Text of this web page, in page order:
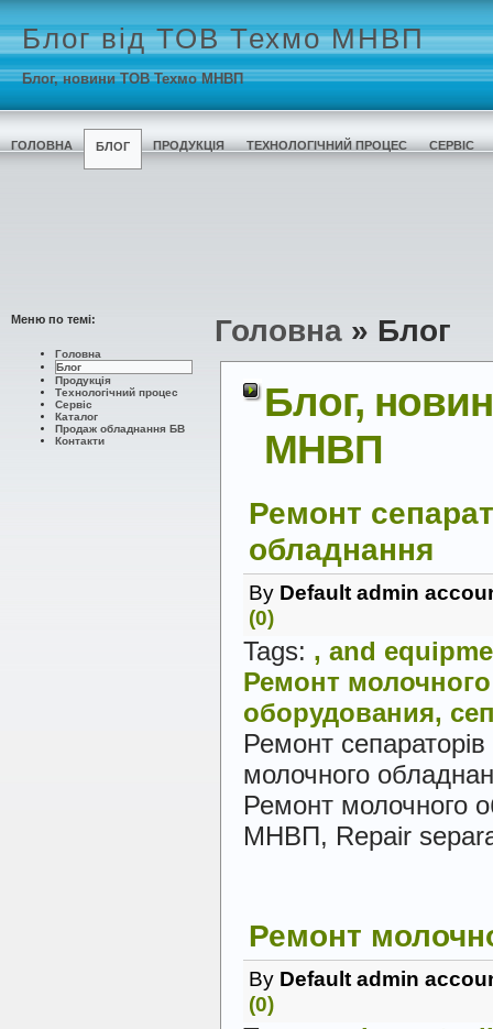
Блог від ТОВ Техмо МНВП
Блог, новини ТОВ Техмо МНВП
ГОЛОВНА БЛОГ ПРОДУКЦІЯ ТЕХНОЛОГІЧНИЙ ПРОЦЕС СЕРВІС
Меню по темі:
Головна
Блог
Продукція
Технологічний процес
Сервіс
Каталог
Продаж обладнання БВ
Контакти
Головна » Блог
Блог,
МНВП
Ремонт
обладнання
By Default admin
(0)
Tags: , and
Ремонт молочного
оборудования,
Ремонт
молочного
Ремонт молочного
МНВП, Repair
Ремонт
By Default admin
(0)